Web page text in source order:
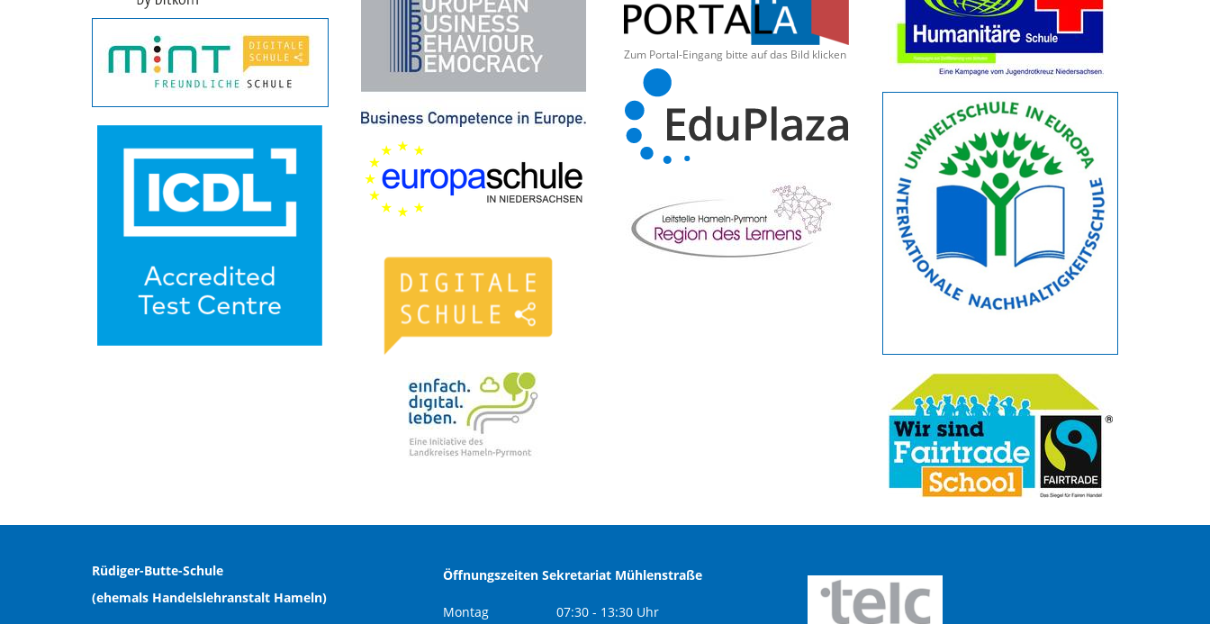
Zum Portal-Eingang bitte auf das Bild klicken
Rüdiger-Butte-Schule
(ehemals Handelslehranstalt Hameln)
Öffnungszeiten Sekretariat Mühlenstraße
Montag
07:30 - 13:30 Uhr